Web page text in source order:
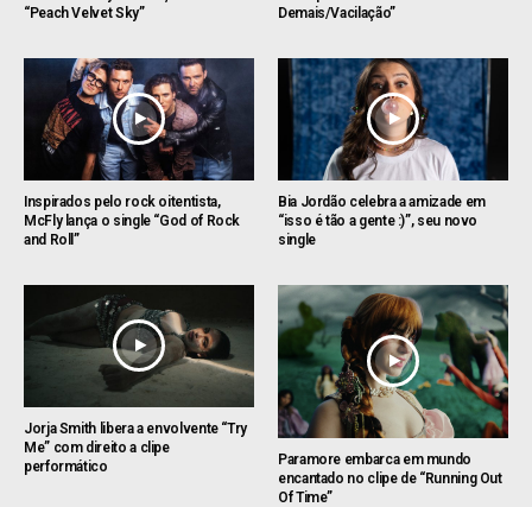
“Peach Velvet Sky”
Demais/Vacilação”
Inspirados pelo rock oitentista,
McFly lança o single “God of Rock
and Roll”
Bia Jordão celebra a amizade em
“isso é tão a gente :)”, seu novo
single
Jorja Smith libera a envolvente “Try
Me” com direito a clipe
performático
Paramore embarca em mundo
encantado no clipe de “Running Out
Of Time”